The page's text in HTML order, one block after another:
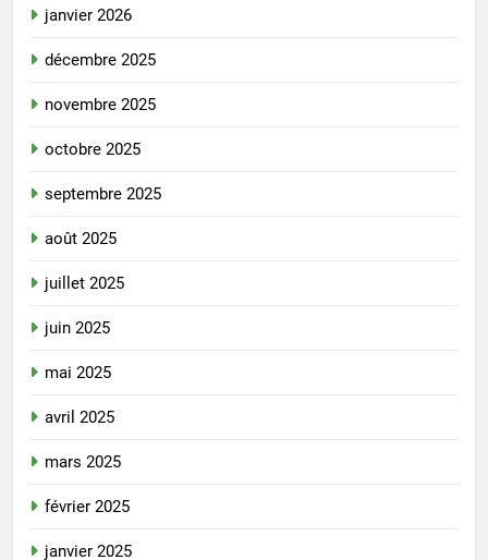
janvier 2026
décembre 2025
novembre 2025
octobre 2025
septembre 2025
août 2025
juillet 2025
juin 2025
mai 2025
avril 2025
mars 2025
février 2025
janvier 2025